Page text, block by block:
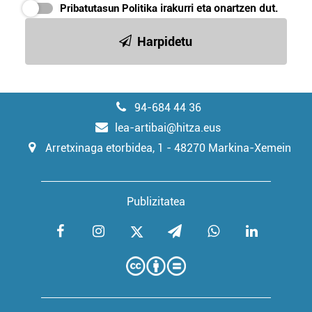
Pribatutasun Politika irakurri eta onartzen dut.
Harpidetu
94-684 44 36
lea-artibai@hitza.eus
Arretxinaga etorbidea, 1 - 48270 Markina-Xemein
Publizitatea